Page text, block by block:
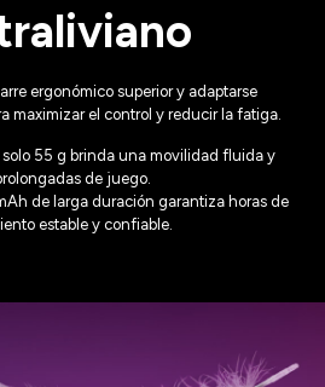
ergonómico superior y adaptarse
maximizar el control y reducir la fatiga.
55 g brinda una movilidad fluida y
de juego.
de larga duración garantiza horas de
estable y confiable.